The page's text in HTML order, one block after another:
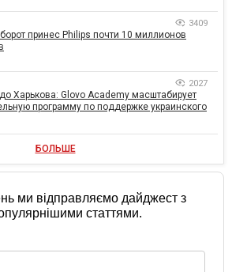
3409
принес Philips почти 10 миллионов
2027
Харькова: Glovo Academy масштабирует
программу по поддержке украинского
БОЛЬШЕ
ми відправляємо дайджест з
статтями.